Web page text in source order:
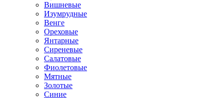
Вишневые
Изумрудные
Венге
Ореховые
Янтарные
Сиреневые
Салатовые
Фиолетовые
Мятные
Золотые
Синие